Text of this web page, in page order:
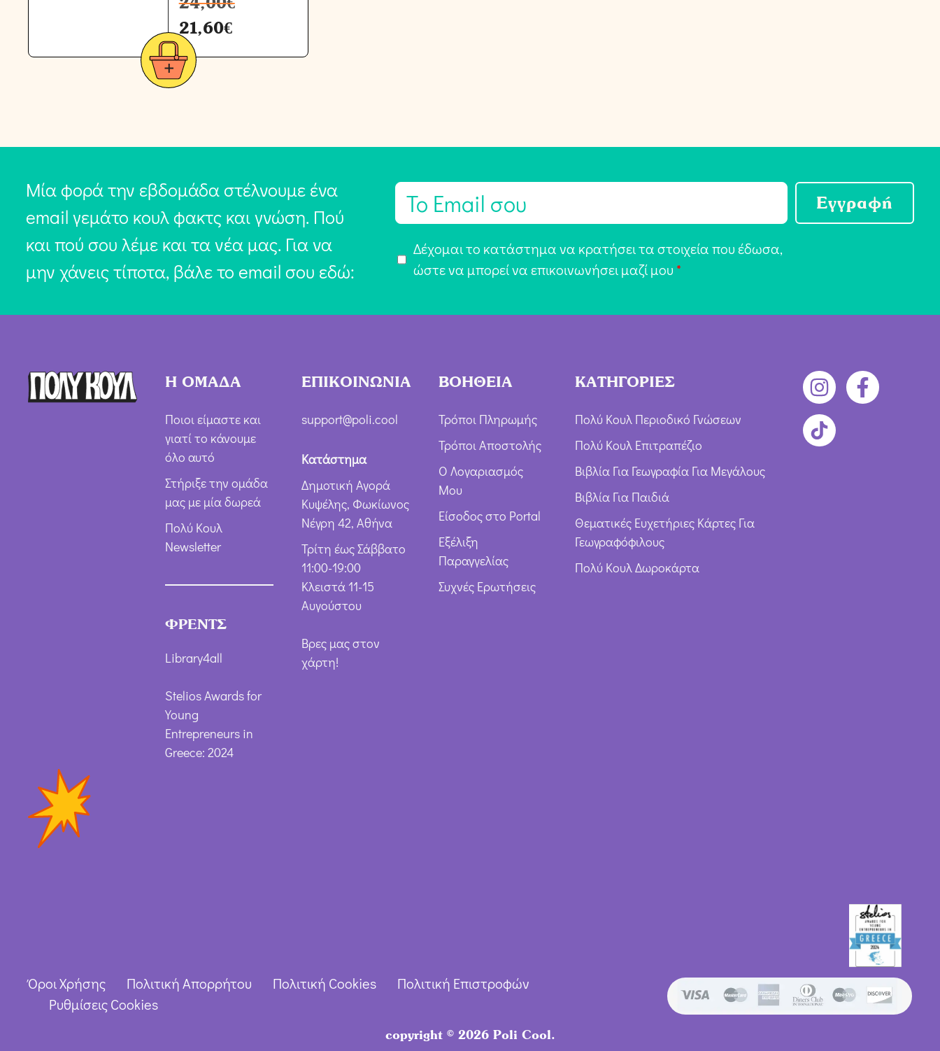
21,60€
Μία φορά την εβδομάδα στέλνουμε ένα
email γεμάτο κουλ φακτς και γνώση. Πού
και πού σου λέμε και τα νέα μας. Για να
μην χάνεις τίποτα, βάλε το email σου εδώ:
E
i
π
δ
ή
ρ
Δέχομαι το κατάστημα να κρατήσει τα στοιχεία που έδωσα,
ώστε να μπορεί να επικοινωνήσει μαζί μου *
Εγγραφή
Η ΟΜΑΔΑ
Ποιοι είμαστε και
γιατί το κάνουμε
όλο αυτό
Στήριξε την ομάδα
μας με μία δωρεά
Πολύ Κουλ
Newsletter
ΦΡΕΝΤΣ
Library4all
Stelios Awards for
Young
Entrepreneurs in
Greece: 2024
ΕΠΙΚΟΙΝΩΝΙΑ
support@poli.cool
Κατάστημα
Δημοτική Αγορά
Κυψέλης, Φωκίωνος
Νέγρη 42, Αθήνα
Τρίτη έως Σάββατο
11:00-19:00
Κλειστά 11-15
Αυγούστου
Βρες μας στον
χάρτη!
ΒΟΗΘΕΙΑ
Τρόποι Πληρωμής
Τρόποι Αποστολής
Ο Λογαριασμός
Μου
Είσοδος στο Portal
Εξέλιξη
Παραγγελίας
Συχνές Ερωτήσεις
ΚΑΤΗΓΟΡΙΕΣ
Πολύ Κουλ Περιοδικό Γνώσεων
Πολύ Κουλ Επιτραπέζιο
Βιβλία Για Γεωγραφία Για Μεγάλους
Βιβλία Για Παιδιά
Θεματικές Ευχετήριες Κάρτες Για
Γεωγραφόφιλους
Πολύ Κουλ Δωροκάρτα
Όροι Χρήσης Πολιτική Απορρήτου Πολιτική Cookies
Πολιτική Επιστροφών
Ρυθμίσεις Cookies
copyright © 2026 Poli Cool.